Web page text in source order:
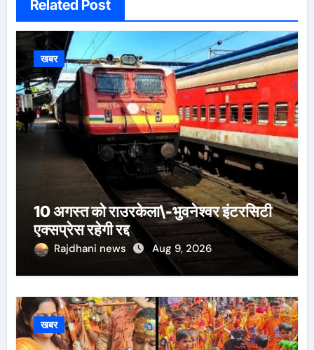
Related Post
खबर
10 अगस्त को राउरकेला\-भुवनेश्वर इंटरसिटी
एक्सप्रेस रहेगी रद्द
Rajdhani news Aug 9, 2026
खबर